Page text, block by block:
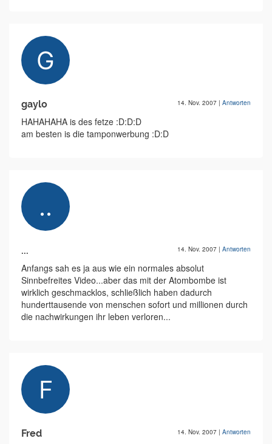
gaylo 14. Nov. 2007 | Antworten
HAHAHAHA is des fetze :D:D:D
am besten is die tamponwerbung :D:D
... 14. Nov. 2007 | Antworten
Anfangs sah es ja aus wie ein normales absolut
Sinnbefreites Video...aber das mit der Atombombe ist
wirklich geschmacklos, schließlich haben dadurch
hunderttausende von menschen sofort und millionen durch
die nachwirkungen ihr leben verloren...
Fred 14. Nov. 2007 | Antworten